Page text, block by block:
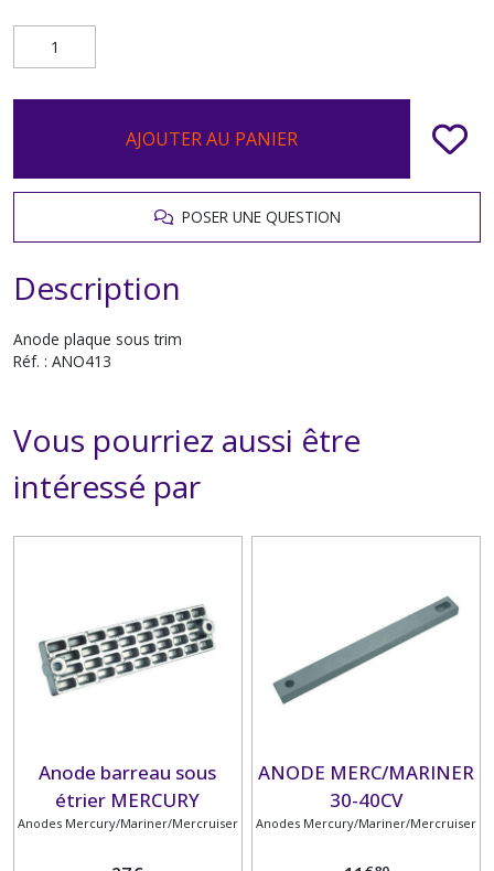
AJOUTER AU PANIER
POSER UNE QUESTION
Description
Anode plaque sous trim
Réf. : ANO413
Vous pourriez aussi être
intéressé par
Anode barreau sous
étrier MERCURY
Anodes Mercury/Mariner/Mercruiser
ANODE MERC/MARINER
30-40CV
Anodes Mercury/Mariner/Mercruiser